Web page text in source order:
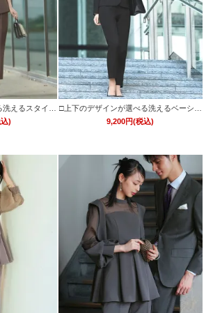
えるスタイリ
ツセット「CS
)
□上下のデザインが選べる洗えるベーシッ
クビジネススーツパンツセット「CSU124
9,200円(税込)